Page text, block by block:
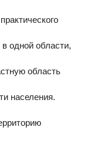
одной области,
область
населения.